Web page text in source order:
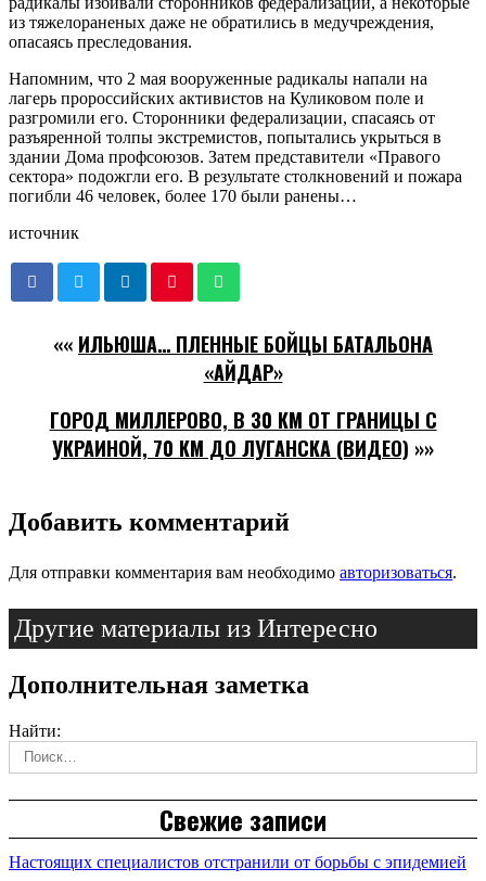
из тяжелораненых даже не обратились в медучреждения,
опасаясь преследования.
Напомним, что 2 мая вооруженные радикалы напали на
лагерь пророссийских активистов на Куликовом поле и
разгромили его. Сторонники федерализации, спасаясь от
разъяренной толпы экстремистов, попытались укрыться в
здании Дома профсоюзов. Затем представители «Правого
сектора» подожгли его. В результате столкновений и пожара
погибли 46 человек, более 170 были ранены…
источник
«« ИЛЬЮША… ПЛЕННЫЕ БОЙЦЫ БАТАЛЬОНА
«АЙДАР»
ГОРОД МИЛЛЕРОВО, В 30 КМ ОТ ГРАНИЦЫ С
УКРАИНОЙ, 70 КМ ДО ЛУГАНСКА (ВИДЕО) »»
Добавить комментарий
Для отправки комментария вам необходимо авторизоваться.
Другие материалы из Интересно
Дополнительная заметка
Найти:
Свежие записи
Настоящих специалистов отстранили от борьбы с эпидемией